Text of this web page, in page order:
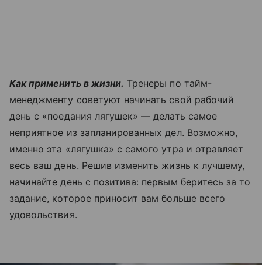
Как применить в жизни. Тренеры по тайм-
менеджменту советуют начинать свой рабочий
день с «поедания лягушек» — делать самое
неприятное из запланированных дел. Возможно,
именно эта «лягушка» с самого утра и отравляет
весь ваш день. Решив изменить жизнь к лучшему,
начинайте день с позитива: первым беритесь за то
задание, которое приносит вам больше всего
удовольствия.